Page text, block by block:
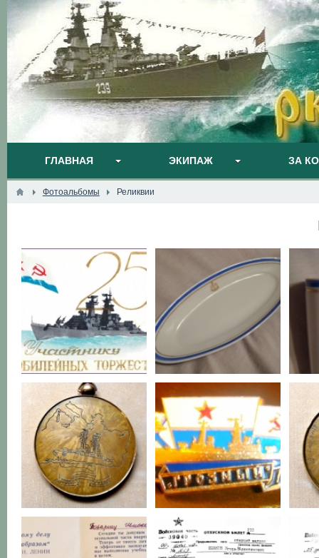
ГЛАВНАЯ ЭКИПАЖ ЗА
Фотоальбомы Реликвии